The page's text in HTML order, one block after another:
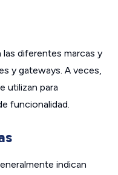
diferentes marcas y
y gateways. A veces,
utilizan para
funcionalidad.
indican